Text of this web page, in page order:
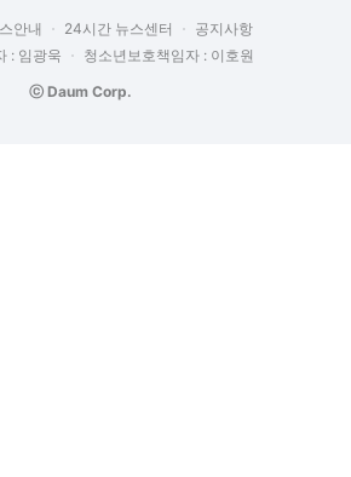
안내 24시간 뉴스센터
공지사항
: 임광욱
청소년보호책임자 : 이호원
ⓒ Daum Corp.